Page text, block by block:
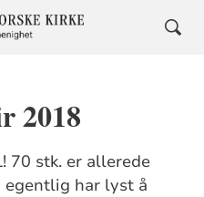
2018
70 stk. er allerede
egentlig har lyst å